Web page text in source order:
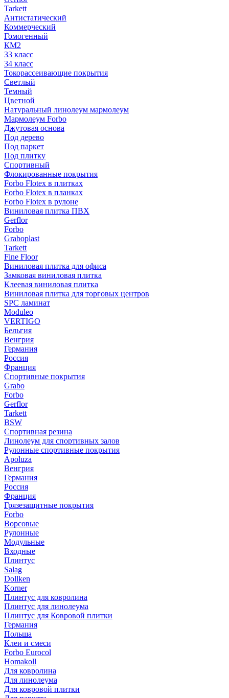
Tarkett
Антистатический
Коммерческий
Гомогенный
КМ2
33 класс
34 класс
Токорассеивающие покрытия
Светлый
Темный
Цветной
Натуральный линолеум мармолеум
Мармолеум Forbo
Джутовая основа
Под дерево
Под паркет
Под плитку
Спортивный
Флокированные покрытия
Forbo Flotex в плитках
Forbo Flotex в планках
Forbo Flotex в рулоне
Виниловая плитка ПВХ
Gerflor
Forbo
Graboplast
Tarkett
Fine Floor
Виниловая плитка для офиса
Замковая виниловая плитка
Клеевая виниловая плитка
Виниловая плитка для торговых центров
SPC ламинат
Moduleo
VERTIGO
Бельгия
Венгрия
Германия
Россия
Франция
Спортивные покрытия
Grabo
Forbo
Gerflor
Tarkett
BSW
Спортивная резина
Линолеум для спортивных залов
Рулонные спортивные покрытия
Apoluza
Венгрия
Германия
Россия
Франция
Грязезащитные покрытия
Forbo
Ворсовые
Рулонные
Модульные
Входные
Плинтус
Salag
Dollken
Korner
Плинтус для ковролина
Плинтус для линолеума
Плинтус для Ковровой плитки
Германия
Польша
Клеи и смеси
Forbo Eurocol
Homakoll
Для ковролина
Для линолеума
Для ковровой плитки